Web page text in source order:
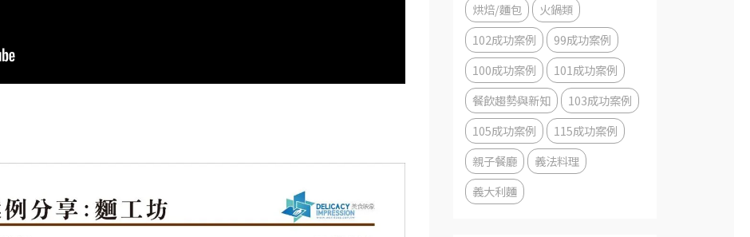
烘焙/麵包
火鍋類
102成功案例
99成功案例
100成功案例
101成功案例
餐飲趨勢與新知
103成功案例
105成功案例
115成功案例
親子餐廳
義法料理
義大利麵